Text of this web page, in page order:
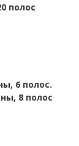
полос
6 полос.
8 полос